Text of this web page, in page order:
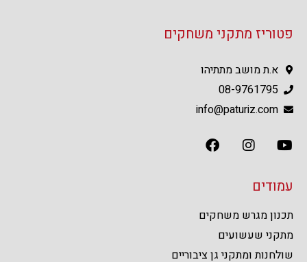
פטוריז מתקני משחקים
א.ת מושב מתתיהו
08-9761795
info@paturiz.com
עמודים
תכנון מגרש משחקים
מתקני שעשועים
שולחנות ומתקני גן ציבוריים